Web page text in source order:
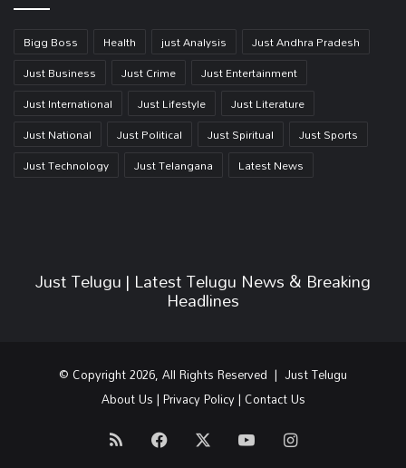
Bigg Boss Health just Analysis
Just Andhra Pradesh
Just Business
Just Crime
Just Entertainment
Just International
Just Lifestyle
Just Literature
Just National
Just Political Just Spiritual
Just Sports
Just Technology
Just Telangana Latest News
Just Telugu | Latest Telugu News & Breaking
Headlines
© Copyright 2026, All Rights Reserved | Just Telugu
About Us|Privacy Policy| Contact Us
RSS Facebook YouTubeInstagram